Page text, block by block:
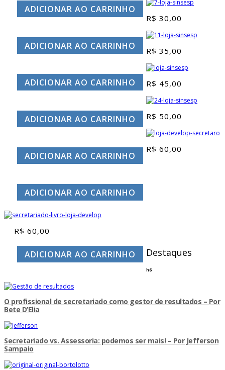
ADICIONAR AO CARRINHO
R$ 30,00
ADICIONAR AO CARRINHO R$ 35,00
ADICIONAR AO CARRINHO R$ 45,00
ADICIONAR AO CARRINHO R$ 50,00
ADICIONAR AO CARRINHO
R$ 60,00
ADICIONAR AO CARRINHO
R$ 60,00
ADICIONAR AO CARRINHO Destaques
h6
O profissional de secretariado como gestor de resultados – Por
Bete D’Elia
Secretariado vs. Assessoria: podemos ser mais! – Por Jefferson
Sampaio